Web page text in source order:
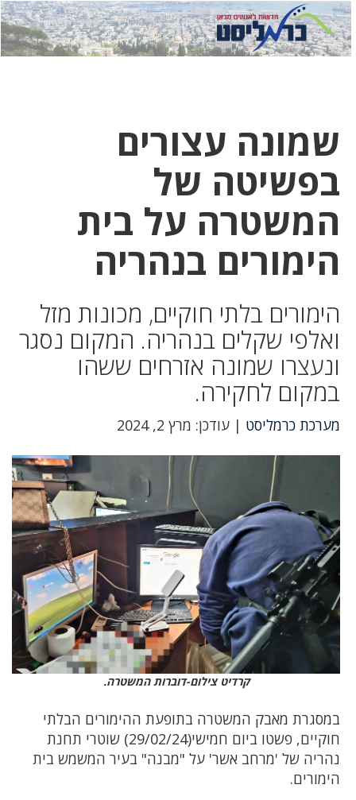
לחץ
כאן
לחץ
כדי
שמונה עצורים
בפשיטה של
המשטרה על בית
הימורים בנהריה
הימורים בלתי חוקיים, מכונות מזל
ואלפי שקלים בנהריה. המקום נסגר
ונעצרו שמונה אזרחים ששהו
במקום לחקירה.
מערכת כרמליסט | עודכן: מרץ 2, 2024
קרדיט צילום-דוברות המשטרה.
במסגרת מאבק המשטרה בתופעת ההימורים הבלתי
חוקיים, פשטו ביום חמישי(29/02/24) שוטרי תחנת
נהריה של 'מרחב אשר' על "מבנה" בעיר המשמש בית
הימורים.